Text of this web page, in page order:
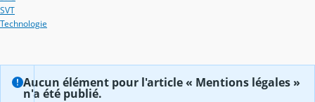
SVT
Technologie
Aucun élément pour l'article « Mentions légales »
n'a été publié.